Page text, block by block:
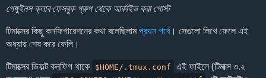
পেঙ্গুইনস ক্লাব ফেসবুক গ্রুপ থেকে আর্কাইভ করা পোস্ট
টিমাক্সের কিছু কনফিগারেশনের কথা বলেছিলামপ্রথম পর্বে। সেগুলো লিখে ফেলে এই
অধ্যায় শেষ করে ফেলি।
টিমাক্সের ডিফল্ট কনফিগ থাকে
$HOME/.tmux.conf
এই ফাইলে (টিমাক্স ৩.২